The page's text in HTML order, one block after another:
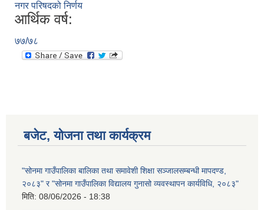
नगर परिषदको निर्णय
आर्थिक वर्ष:
७७/७८
बजेट, योजना तथा कार्यक्रम
"सोनमा गाउँपालिका बालिका तथा समावेशी शिक्षा सञ्जालसम्बन्धी मापदण्ड,
२०८३" र "सोनमा गाउँपालिका विद्यालय गुनासो व्यवस्थापन कार्यविधि, २०८३"
मिति: 08/06/2026 - 18:38